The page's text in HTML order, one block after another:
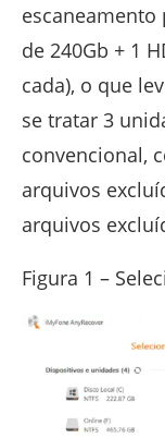
escaneamento
de 240Gb + 1
cada), o que
se tratar 3
convencional,
arquivos
arquivos
Figura 1 –